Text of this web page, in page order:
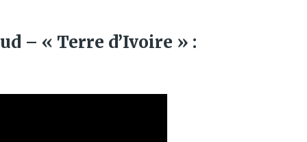
– « Terre d’Ivoire » :